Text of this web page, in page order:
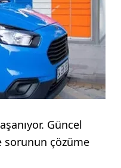
Güncel
sorunun çözüme